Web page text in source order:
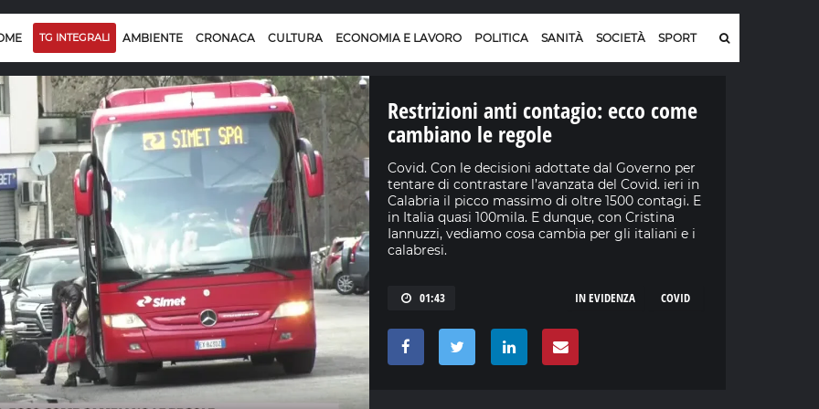
TG INTEGRALI AMBIENTE CRONACA CULTURA ECONOMIA E LAVORO POLITICA SANITÀ SOCIETÀ SPORT
Restrizioni anti contagio: ecco come
cambiano le regole
Covid. Con le decisioni adottate dal Governo per
tentare di contrastare l’avanzata del Covid. ieri in
Calabria il picco massimo di oltre 1500 contagi. E
in Italia quasi 100mila. E dunque, con Cristina
Iannuzzi, vediamo cosa cambia per gli italiani e i
calabresi.
01:43 COVID
IN EVIDENZA